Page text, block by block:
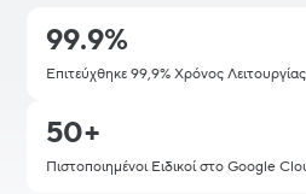
99.9%
Επιτεύχθηκε 99,9% Χρόνος
50+
Πιστοποιημένοι Ειδικοί στο Google